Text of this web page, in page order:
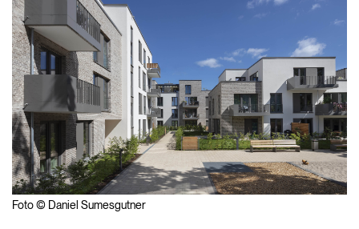
Foto © Daniel Sumesgutner